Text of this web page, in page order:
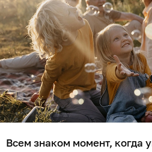
Всем знаком момент, когда